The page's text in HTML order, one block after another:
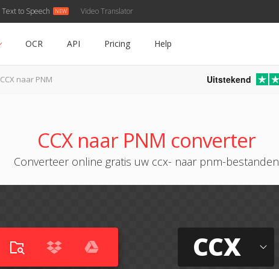
Text to Speech Video Translator
OCR API Pricing Help
CCX naar PNM Uitstekend
CCX naar PNM converter
Converteer online gratis uw ccx- naar pnm-bestanden
CCX